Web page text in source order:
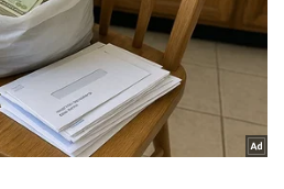
Quân sự - Quốc phòng